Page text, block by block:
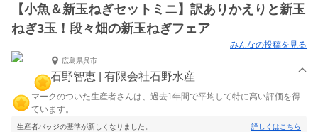
【小魚＆新玉ねぎセットミニ】訳ありかえりと新玉
ねぎ3玉！段々畑の新玉ねぎフェア
みんなの投稿を見る
広島県呉市
石野智恵 | 有限会社石野水産
マークのついた生産者さんは、過去1年間で平均して特に高い評価を得
ています。
生産者バッジの基準が新しくなりました。 詳しくはこちら